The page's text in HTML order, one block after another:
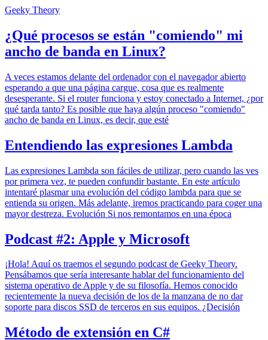
Geeky Theory
¿Qué procesos se están "comiendo" mi
ancho de banda en Linux?
A veces estamos delante del ordenador con el navegador abierto
esperando a que una página cargue, cosa que es realmente
desesperante. Si el router funciona y estoy conectado a Internet, ¿por
qué tarda tanto? Es posible que haya algún proceso "comiendo"
ancho de banda en Linux, es decir, que esté
Entendiendo las expresiones Lambda
Las expresiones Lambda son fáciles de utilizar, pero cuando las ves
por primera vez, te pueden confundir bastante. En este artículo
intentaré plasmar una evolución del código lambda para que se
entienda su origen. Más adelante, iremos practicando para coger una
mayor destreza. Evolución Si nos remontamos en una época
Podcast #2: Apple y Microsoft
¡Hola! Aquí os traemos el segundo podcast de Geeky Theory.
Pensábamos que sería interesante hablar del funcionamiento del
sistema operativo de Apple y de su filosofía. Hemos conocido
recientemente la nueva decisión de los de la manzana de no dar
soporte para discos SSD de terceros en sus equipos. ¿Decisión
Método de extensión en C#